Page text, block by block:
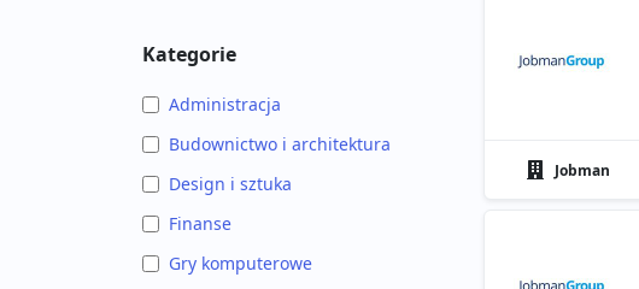
Kategorie
Administracja
Budownictwo i architektura
Design i sztuka
Finanse
Gry komputerowe
Jobman